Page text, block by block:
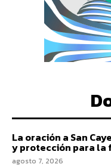
La oración a San
y protección para la
agosto 7, 2026